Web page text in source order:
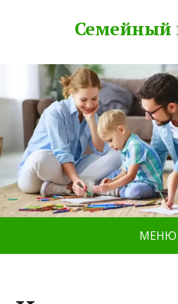
Семейный
МЕНЮ